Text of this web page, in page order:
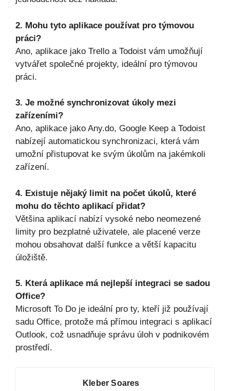
2. Mohu tyto aplikace používat pro týmovou
práci?
Ano, aplikace jako Trello a Todoist vám umožňují
vytvářet společné projekty, ideální pro týmovou
práci.
3. Je možné synchronizovat úkoly mezi
zařízeními?
Ano, aplikace jako Any.do, Google Keep a Todoist
nabízejí automatickou synchronizaci, která vám
umožní přistupovat ke svým úkolům na jakémkoli
zařízení.
4. Existuje nějaký limit na počet úkolů, které
mohu do těchto aplikací přidat?
Většina aplikací nabízí vysoké nebo neomezené
limity pro bezplatné uživatele, ale placené verze
mohou obsahovat další funkce a větší kapacitu
úložiště.
5. Která aplikace má nejlepší integraci se sadou
Office?
Microsoft To Do je ideální pro ty, kteří již používají
sadu Office, protože má přímou integraci s aplikací
Outlook, což usnadňuje správu úloh v podnikovém
prostředí.
Kleber Soares